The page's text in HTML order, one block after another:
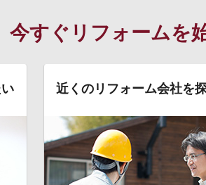
今すぐリフォームを
近くのリフォーム会社を